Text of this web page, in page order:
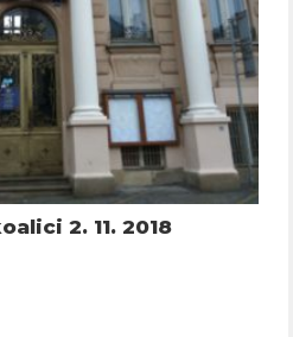
2. 11. 2018